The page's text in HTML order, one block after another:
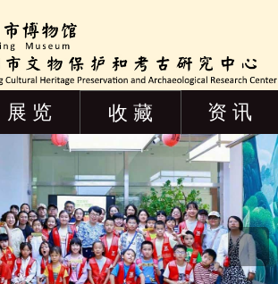
展 览 收 藏 资 讯